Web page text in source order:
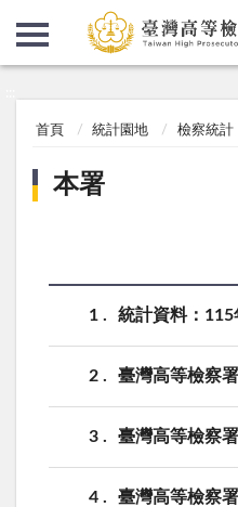
首頁 統計園地 檢察統計
本署
1 統計資料：115
2 臺灣高等檢察
3 臺灣高等檢察
4 臺灣高等檢察